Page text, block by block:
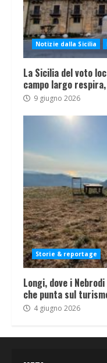
Notizie dalla Sicilia
La Sicilia del voto
campo largo
9 giugno 2026
Storie & reportage
Longi, dove i
che punta sul
4 giugno 2026